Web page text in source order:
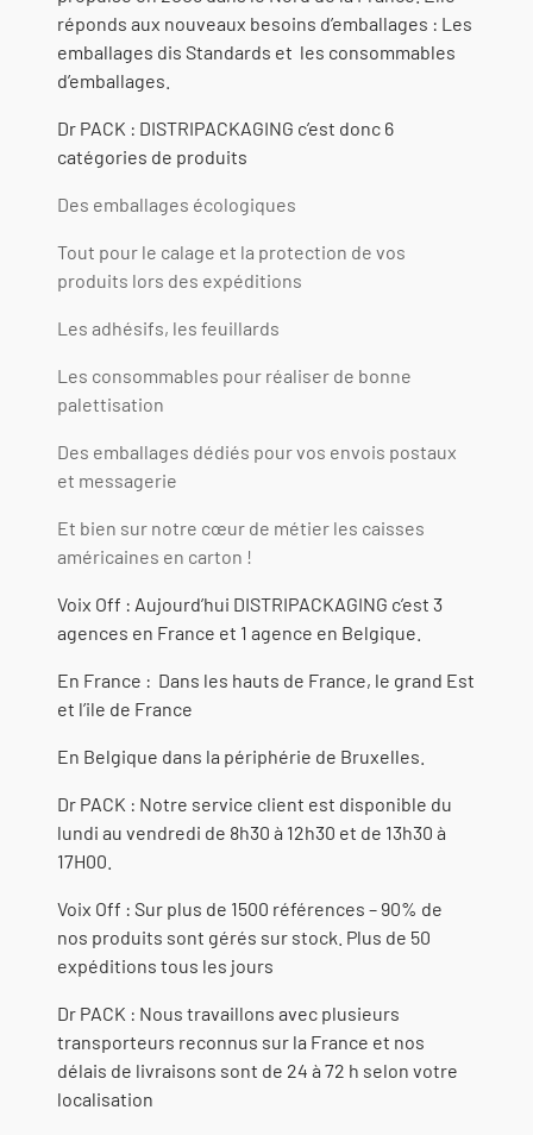
réponds aux nouveaux besoins d’emballages : Les
emballages dis Standards et les consommables
d’emballages.
Dr PACK : DISTRIPACKAGING c’est donc 6
catégories de produits
Des emballages écologiques
Tout pour le calage et la protection de vos
produits lors des expéditions
Les adhésifs, les feuillards
Les consommables pour réaliser de bonne
palettisation
Des emballages dédiés pour vos envois postaux
et messagerie
Et bien sur notre cœur de métier les caisses
américaines en carton !
Voix Off : Aujourd’hui DISTRIPACKAGING c’est 3
agences en France et 1 agence en Belgique.
En France : Dans les hauts de France, le grand Est
et l’ile de France
En Belgique dans la périphérie de Bruxelles.
Dr PACK : Notre service client est disponible du
lundi au vendredi de 8h30 à 12h30 et de 13h30 à
17H00.
Voix Off : Sur plus de 1500 références – 90% de
nos produits sont gérés sur stock. Plus de 50
expéditions tous les jours
Dr PACK : Nous travaillons avec plusieurs
transporteurs reconnus sur la France et nos
délais de livraisons sont de 24 à 72 h selon votre
localisation